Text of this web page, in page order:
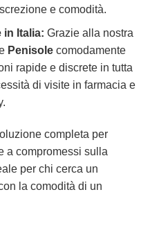
e comodità.
in Italia: Grazie alla nostra
Penisolecomodamente
rapide e discrete in tutta
di visite in farmacia e
completa per
a compromessi sulla
per chi cerca un
la comodità di un